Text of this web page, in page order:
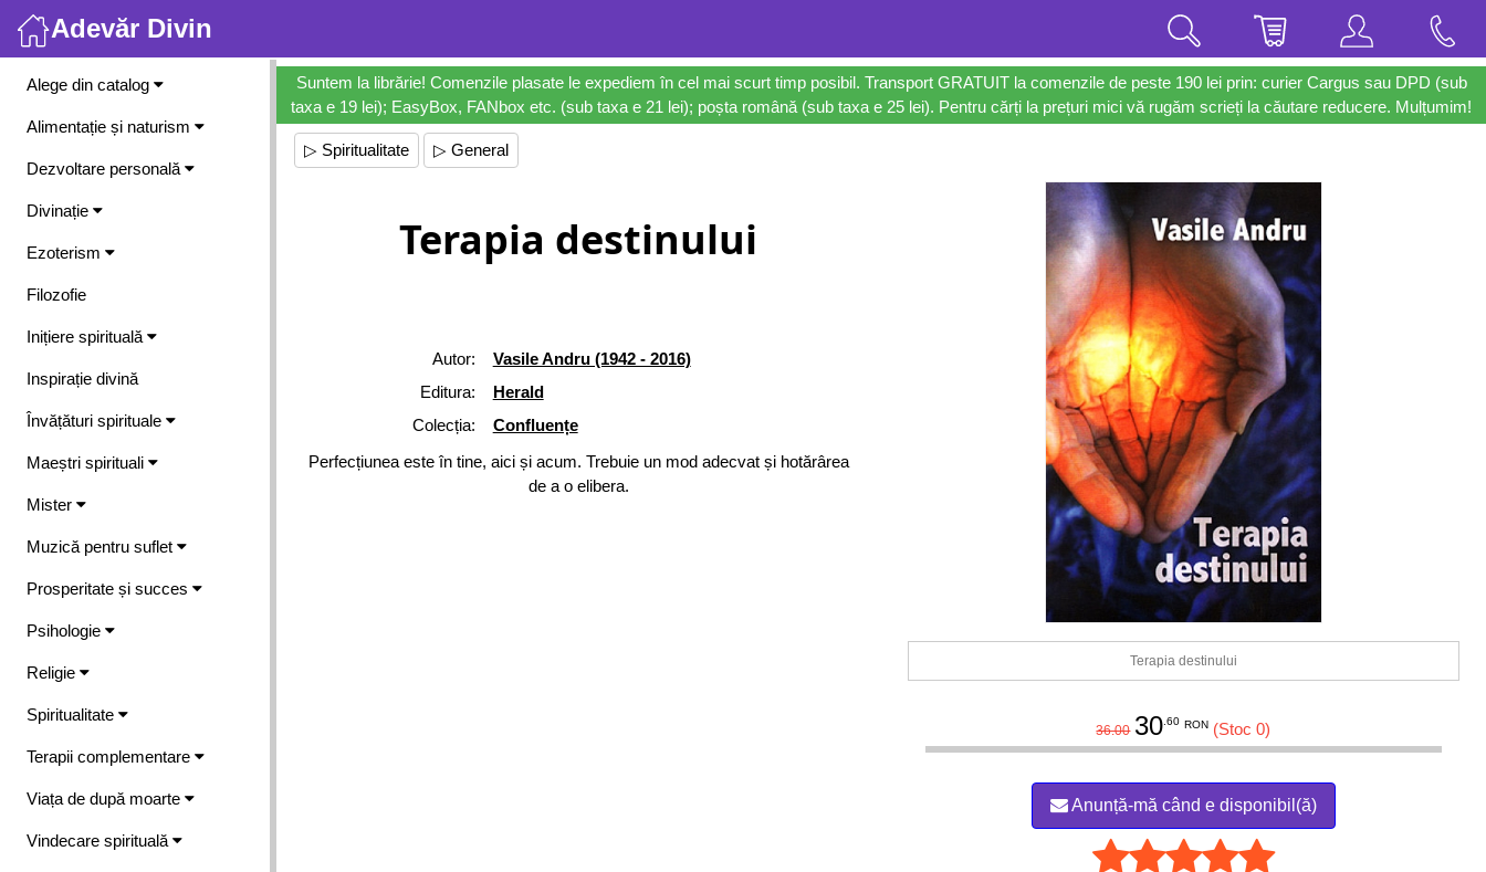
Adevăr Divin
Meniu
Alege din catalog
Alimentație și naturism
Dezvoltare personală
Divinație
Ezoterism
Filozofie
Inițiere spirituală
Inspirație divină
Învățături spirituale
Maeștri spirituali
Mister
Muzică pentru suflet
Prosperitate și succes
Psihologie
Religie
Spiritualitate
Terapii complementare
Viața de după moarte
Vindecare spirituală
Suntem la librărie! Comenzile plasate le expediem în cel mai scurt timp posibil. Transport GRATUIT la comenzile de peste 190 lei prin: curier Cargus sau DPD (sub
taxa e 19 lei); EasyBox, FANbox etc. (sub taxa e 21 lei); poșta română (sub taxa e 25 lei). Pentru cărți la prețuri mici vă rugăm scrieți la căutare reducere. Mulțumim!
▷ Spiritualitate ▷ General
Terapia destinului
Autor:
Vasile Andru (1942 - 2016)
Editura:
Herald
Colecția:
Confluențe
Perfecțiunea este în tine, aici și acum. Trebuie un mod adecvat și hotărârea
de a o elibera.
Terapia destinului
36.00 30 .60 RON (Stoc 0)
Anunță-mă când e disponibil(ă)